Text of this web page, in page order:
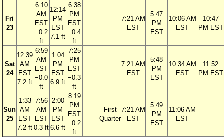
Fri
23
6:10
AM
EST
−0.2
ft
12:14
PM
EST
7.1 ft
6:38
PM
EST
−0.4
ft
7:21 AM
EST
5:47
PM
EST
10:06 AM
EST
10:47
PM EST
Sat
24
12:39
AM
EST
7.2 ft
6:59
AM
EST
−0.0
ft
1:04
PM
EST
6.9 ft
7:25
PM
EST
−0.3
ft
7:21 AM
EST
5:48
PM
EST
10:34 AM
EST
11:52
PM EST
Sun
25
1:33
AM
EST
7.2 ft
7:56
AM
EST
0.3 ft
2:00
PM
EST
6.6 ft
8:19
PM
EST
−0.2
ft
First
Quarter
7:21 AM
EST
5:49
PM
EST
11:06 AM
EST